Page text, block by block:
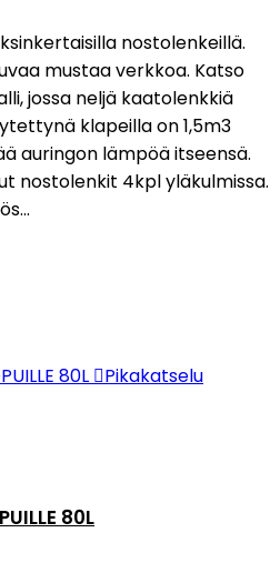
nostolenkeillä.
mustaa verkkoa. Katso
jossa neljä kaatolenkkiä
klapeilla on 1,5m3
auringon lämpöä itseensä.
nostolenkit 4kpl yläkulmissa.
Pikakatselu
80L